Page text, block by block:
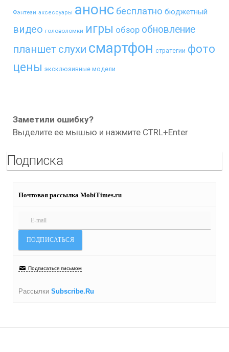
Фэнтези аксессуары анонс бесплатно бюджетный
видео головоломки игры обзор обновление
планшет слухи смартфон стратегии фото
цены эксклюзивные модели
Заметили ошибку?
Выделите ее мышью и нажмите CTRL+Enter
Подписка
Почтовая рассылка MobiTimes.ru
Подписаться письмом
Рассылки Subscribe.Ru